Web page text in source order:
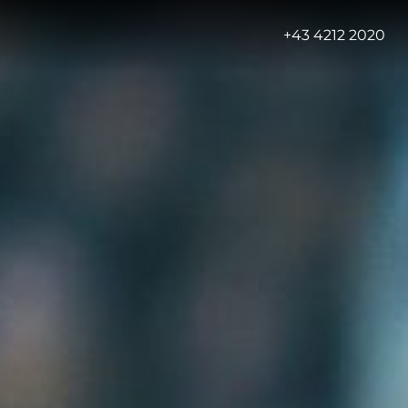
+43 4212 2020